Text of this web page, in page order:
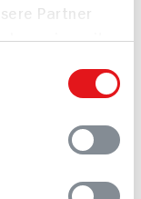
Partner
mit
Rahmen